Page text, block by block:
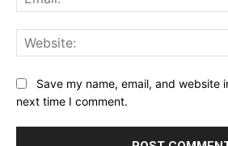
Save my name, email, and website
next time I comment.